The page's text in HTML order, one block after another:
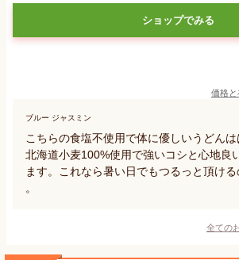
ショップでみる
価格と
ブルー ジャスミン
こちらの食塩不使用で体に優しいうどんは
北海道小麦100%使用で強いコシと心地良
ます。これなら暑い日でもつるっと頂け
。
全ての